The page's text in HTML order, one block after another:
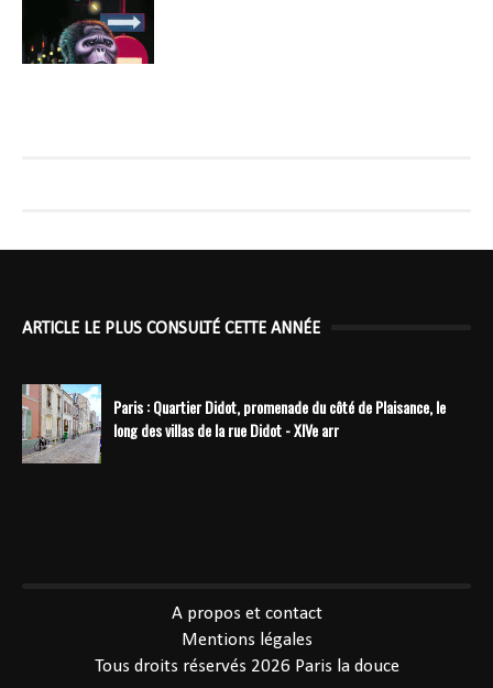
ARTICLE LE PLUS CONSULTÉ CETTE ANNÉE
Paris : Quartier Didot, promenade du côté de Plaisance, le
long des villas de la rue Didot - XIVe arr
A propos et contact
Mentions légales
Tous droits réservés 2026 Paris la douce